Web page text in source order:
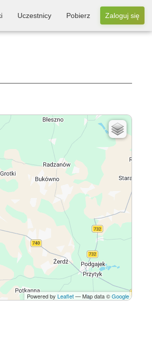
Uczestnicy Pobierz Zaloguj się
Powered by Leaflet— Map data ©Google